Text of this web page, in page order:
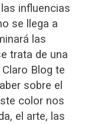
influencias
se llega a
las
trata de una
Blog te
sobre el
color nos
el arte, las